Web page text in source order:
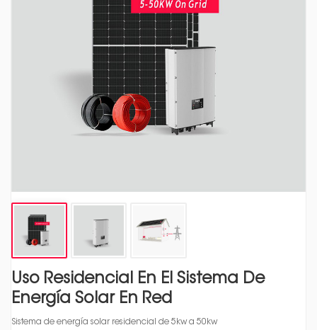
Uso Residencial En El Sistema De
Energía Solar En Red
Sistema de energía solar residencial de 5kw a 50kw